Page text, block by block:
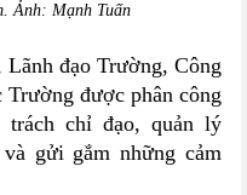
Ảnh: Mạnh Tuấn
đạo Trường, Công
được phân công
trách chỉ đạo, quản lý
gửi gắm những cảm